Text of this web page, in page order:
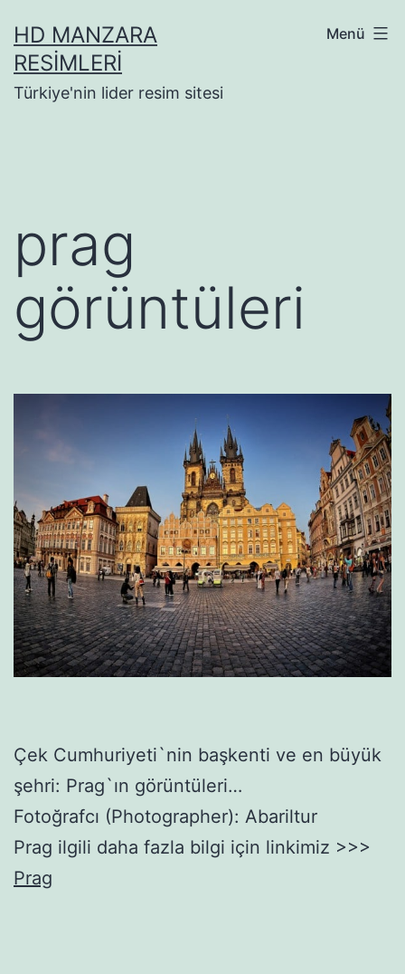
geçHD MANZARA
RESIMLERI
Türkiye'nin lider resim sitesi
Menü
prag
görüntüleri
Çek Cumhuriyeti`nin başkenti ve en büyük
şehri: Prag`ın görüntüleri…
Fotoğrafcı (Photographer): Abariltur
Prag ilgili daha fazla bilgi için linkimiz >>>
Prag